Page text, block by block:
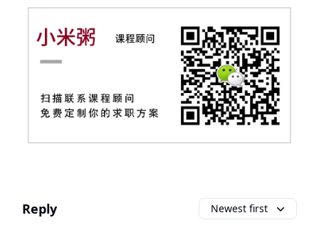
Reply Newest first